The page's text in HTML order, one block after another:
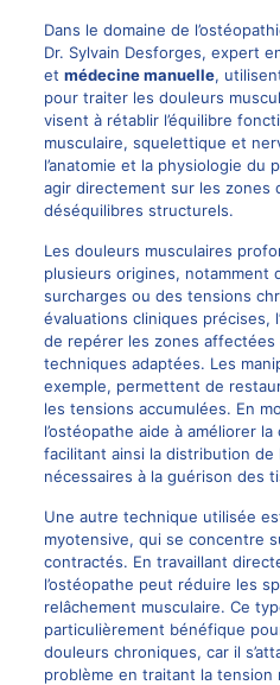
Dans le domaine de
Dr. Sylvain Desforges, expert
et médecine manuelle,
pour traiter les douleurs
visent à rétablir l’équilibre
musculaire, squelettique et
l’anatomie et la physiologie du
agir directement sur les zones
déséquilibres structurels.
Les douleurs musculaires
plusieurs origines, notamment
surcharges ou des tensions
évaluations cliniques précises,
de repérer les zones affectées
techniques adaptées. Les
exemple, permettent de
les tensions accumulées. En
l’ostéopathe aide à améliorer
facilitant ainsi la distribution de
nécessaires à la guérison des
Une autre technique utilisée
myotensive, qui se concentre
contractés. En travaillant
l’ostéopathe peut réduire les
relâchement musculaire. Ce
particulièrement bénéfique
douleurs chroniques, car il
problème en traitant la tension